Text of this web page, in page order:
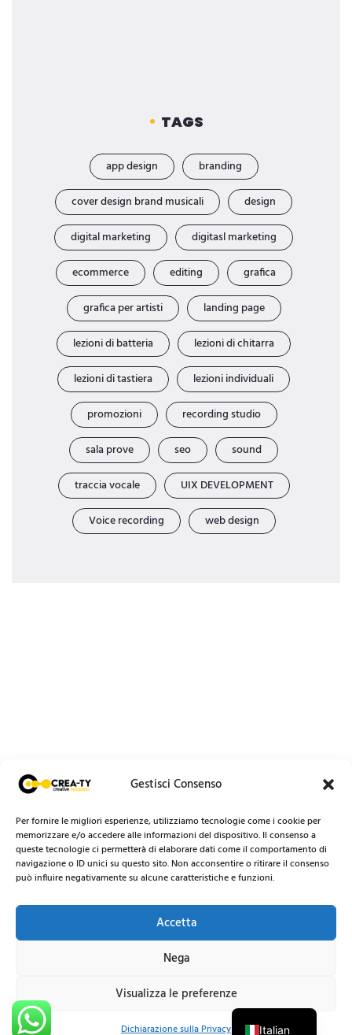
Gestisci Consenso
Per fornire le migliori esperienze, utilizziamo tecnologie come i cookie per
memorizzare e/o accedere alle informazioni del dispositivo. Il consenso a
queste tecnologie ci permetterà di elaborare dati come il comportamento di
navigazione o ID unici su questo sito. Non acconsentire o ritirare il consenso
può influire negativamente su alcune caratteristiche e funzioni.
Accetta
Nega
Visualizza le preferenze
Dichiarazione sulla Privacy
TAGS
app design
branding
cover design brand musicali
design
digital marketing
digitasl marketing
ecommerce
editing
grafica
grafica per artisti
landing page
lezioni di batteria
lezioni di chitarra
lezioni di tastiera
lezioni individuali
promozioni
recording studio
sala prove
seo
sound
traccia vocale
UIX DEVELOPMENT
Voice recording
web design
Italian